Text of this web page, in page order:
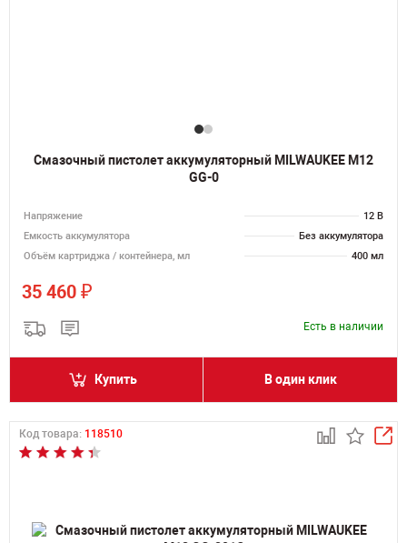
Смазочный пистолет аккумуляторный MILWAUKEE M12
GG-0
Напряжение
12 В
Емкость аккумулятора
Без аккумулятора
Объём картриджа / контейнера, мл
400 мл
35 460 ₽
Есть в наличии
Купить В один клик
Код товара: 118510